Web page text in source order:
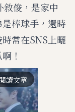
敘俊，是家中
棒球手，還時
常在SNS上曬
！
讀文章